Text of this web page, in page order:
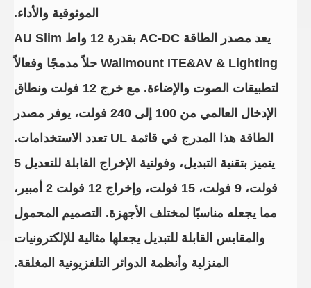
الموثوقية والأداء.
يعد مصدر الطاقة AC-DC بقدرة 12 واط AU Slim
Wallmount ITE&AV & Lighting حلاً مدمجًا وفعالاً
لتطبيقات الصوت والإضاءة. مع خرج 12 فولت ونطاق
الإدخال العالمي من 100 إلى 240 فولت، يوفر مصدر
الطاقة هذا المدرج في قائمة UL تعدد الاستخدامات.
يتميز بتقنية التبديل، وفولتية الإخراج القابلة للتعديل 5
فولت، 9 فولت، 15 فولت، وإخراج 12 فولت 2 أمبير،
مما يجعله مناسبًا لمختلف الأجهزة. التصميم المحمول
والمقابس القابلة للتبديل يجعلها مثالية للإلكترونيات
المنزلية وأنظمة الدوائر التلفزيونية المغلقة.